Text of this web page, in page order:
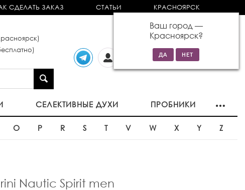
СДЕЛАТЬ ЗАКАЗ СТАТЬИ КРАСНОЯРСК
Ваш город —
Красноярск?
0 товаров
на сумму 0р
СЕЛЕКТИВНЫЕ ДУХИ ПРОБНИКИ
O P R S T V W X Y Z
Nautic Spirit men